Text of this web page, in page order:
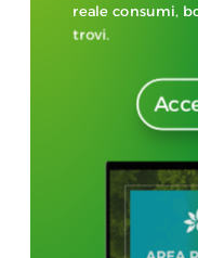
reale consumi,
trovi.